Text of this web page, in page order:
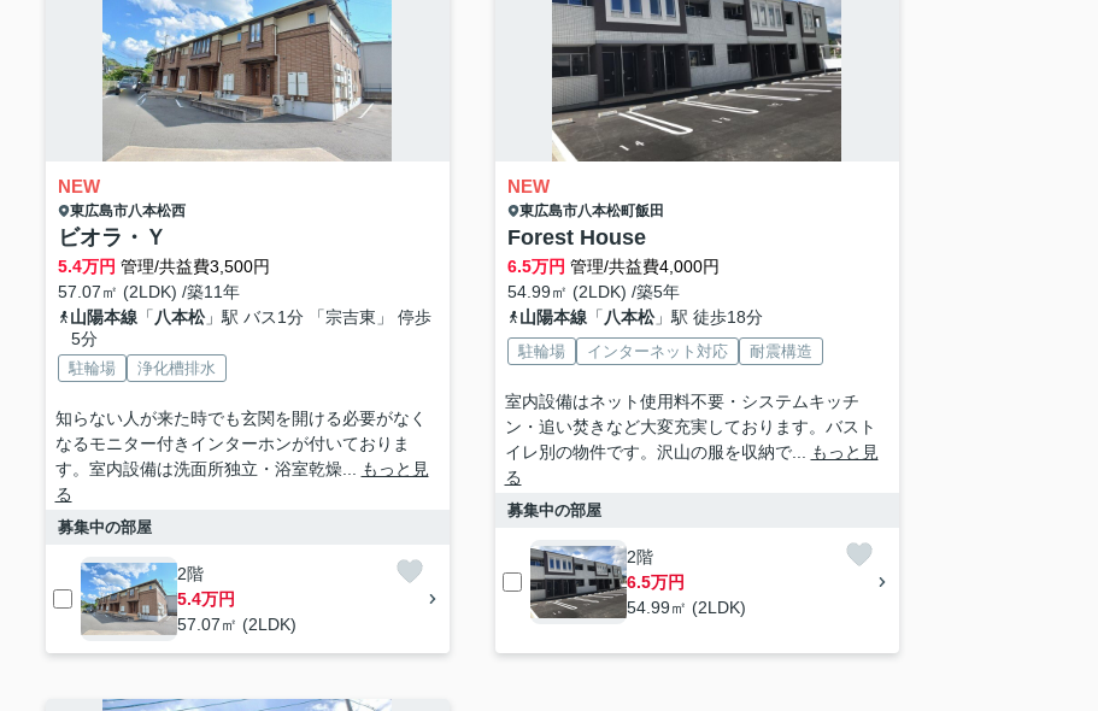
NEW
東広島市八本松西
ビオラ・Ｙ
5.4万円 管理/共益費3,500円
57.07㎡ (2LDK) /築11年
山陽本線「 八本松」駅 バス1分 「宗吉東」 停歩
5分
駐輪場 浄化槽排水
知らない人が来た時でも玄関を開ける必要がなく
なるモニター付きインターホンが付いておりま
す。室内設備は洗面所独立・浴室乾燥...
もっと見
る
募集中の部屋
2階
5.4万円
57.07㎡ (2LDK)
NEW
東広島市八本松町飯田
Forest House
6.5万円 管理/共益費4,000円
54.99㎡ (2LDK) /築5年
山陽本線「 八本松」駅 徒歩18分
駐輪場 インターネット対応 耐震構造
室内設備はネット使用料不要・システムキッチ
ン・追い焚きなど大変充実しております。バスト
イレ別の物件です。沢山の服を収納で...
もっと見
る
募集中の部屋
2階
6.5万円
54.99㎡ (2LDK)